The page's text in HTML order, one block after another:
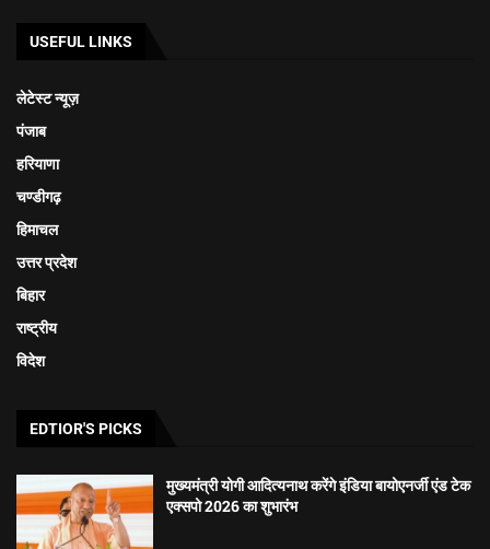
USEFUL LINKS
लेटेस्ट न्यूज़
पंजाब
हरियाणा
चण्डीगढ़
हिमाचल
उत्तर प्रदेश
बिहार
राष्ट्रीय
विदेश
EDTIOR'S PICKS
मुख्यमंत्री योगी आदित्यनाथ करेंगे इंडिया बायोएनर्जी एंड टेक
एक्सपो 2026 का शुभारंभ